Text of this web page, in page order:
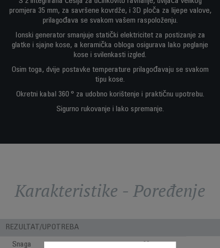
promjera 35 mm, za savršene kovrdže, i 3D ploča za lijepe valove,
prilagođava se svakom vašem raspoloženju.
Ionski generator smanjuje statički elektricitet za postizanje za
glatke i sjajne kose, a keramička obloga osigurava lako peglanje
kose i svilenkasti izgled.
Osim toga, dvije postavke temperature prilagođavaju se svakom
tipu kose.
Okretni kabal 360 ° za udobno korištenje i praktičnu upotrebu.
Sigurno rukovanje i lako spremanje.
Karakteristike - Poređenje
REZULTAT/UPOTREBA
Snaga